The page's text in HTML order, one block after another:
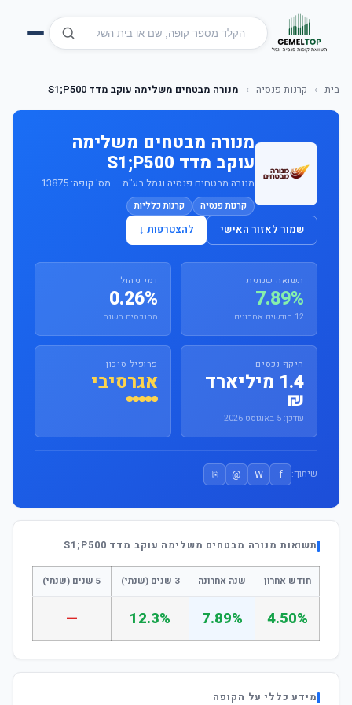
בית › קרנות פנסיה › מנורה מבטחים משלימה עוקב מדד S1;P500
מנורה מבטחים משלימה
עוקב מדד S1;P500
מנורה מבטחים פנסיה וגמל בע"מ · מס' קופה: 13875
קרנות פנסיה קרנות כלליות
שמור לאזור האישי להצטרפות ↓
תשואה שנתית
7.89%
12 חודשים אחרונים
דמי ניהול
0.26%
מהנכסים בשנה
היקף נכסים
1.4 מיליארד
₪
עודכן: 5 באוגוסט 2026
פרופיל סיכון
אגרסיבי
שיתוף: f
W
@
⎘
תשואות מנורה מבטחים משלימה עוקב מדד S1;P500
חודש אחרון שנה אחרונה 3 שנים (שנתי) 5 שנים (שנתי)
4.50%
7.89%
12.3%
—
מידע כללי על הקופה